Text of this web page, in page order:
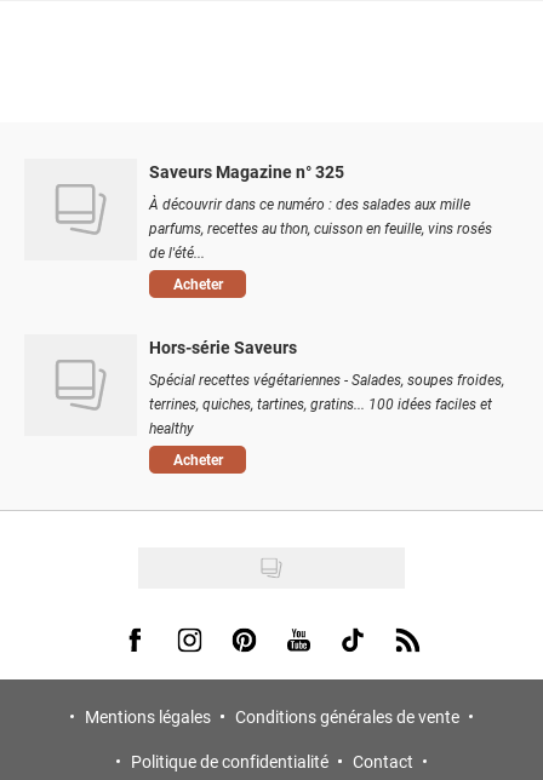
Saveurs Magazine n° 325
À découvrir dans ce numéro : des salades aux mille
parfums, recettes au thon, cuisson en feuille, vins rosés
de l'été...
Acheter
Hors-série Saveurs
Spécial recettes végétariennes - Salades, soupes froides,
terrines, quiches, tartines, gratins... 100 idées faciles et
healthy
Acheter
Visit us on Facebook
Visit us on Instagram
Visit us on Pinterest
Visit us on Youtube
Visit us on Tiktok
Visit us on Rss
Mentions légales
Conditions générales de vente
Politique de confidentialité
Contact